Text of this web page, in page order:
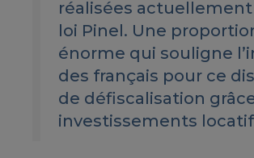
réalisées actuellement
loi Pinel. Une
énorme qui souligne
des français pour ce
de défiscalisation
investissements